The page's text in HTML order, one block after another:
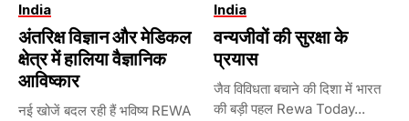
India
अंतरिक्ष विज्ञान और मेडिकल
क्षेत्र में हालिया वैज्ञानिक
आविष्कार
नई खोजें बदल रही हैं भविष्य REWA
India
वन्यजीवों की सुरक्षा के
प्रयास
जैव विविधता बचाने की दिशा में भारत
की बड़ी पहल Rewa Today...